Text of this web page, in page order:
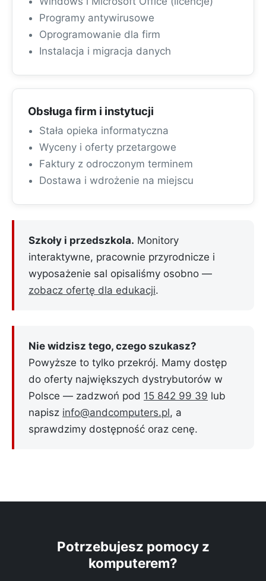
Programy antywirusowe
Oprogramowanie dla firm
Instalacja i migracja danych
Obsługa firm i instytucji
Stała opieka informatyczna
Wyceny i oferty przetargowe
Faktury z odroczonym terminem
Dostawa i wdrożenie na miejscu
Szkoły i przedszkola. Monitory
interaktywne, pracownie przyrodnicze i
wyposażenie sal opisaliśmy osobno —
zobacz ofertę dla edukacji.
Nie widzisz tego, czego szukasz?
Powyższe to tylko przekrój. Mamy dostęp
do oferty największych dystrybutorów w
Polsce — zadzwoń pod 15 842 99 39 lub
napisz info@andcomputers.pl, a
sprawdzimy dostępność oraz cenę.
Potrzebujesz pomocy z
komputerem?